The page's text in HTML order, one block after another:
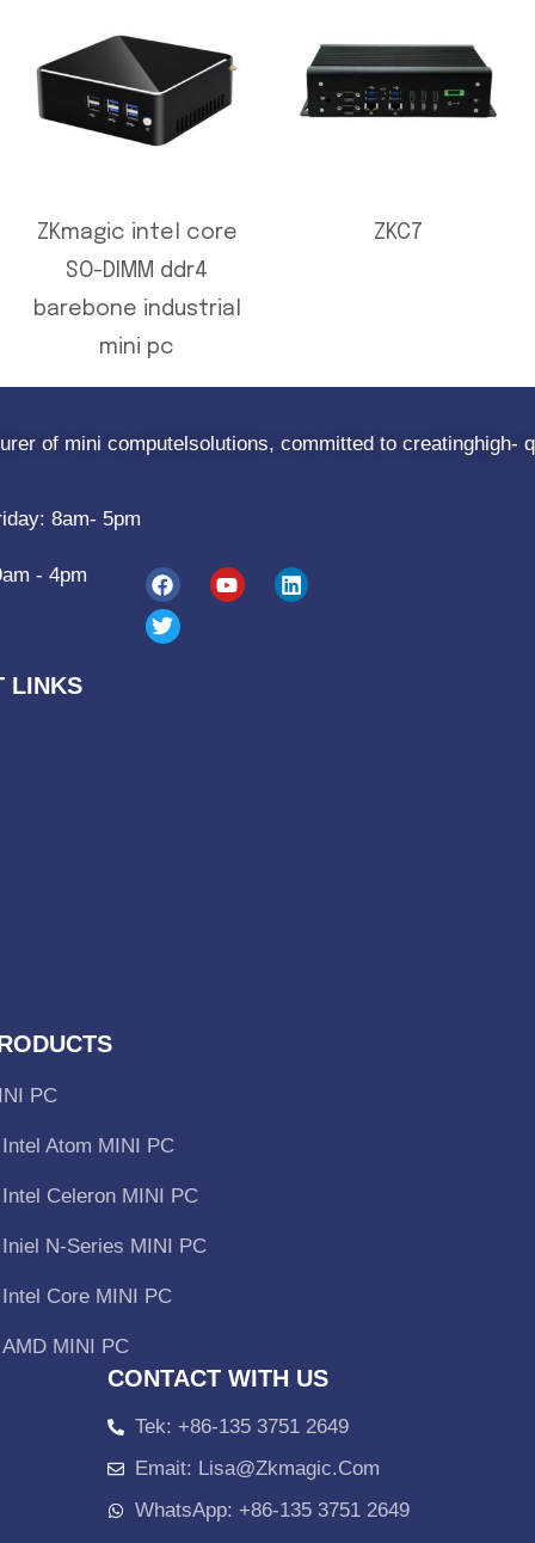
ZKmagic intel core
SO-DIMM ddr4
barebone industrial
mini pc
ZKC7
of mini computelsolutions, committed to creatinghigh-
8am- 5pm
- 4pm
LINKS
PC
Intel Atom MINI PC
Intel Celeron MINI PC
Iniel N-Series MINI PC
Intel Core MINI PC
AMD MINI PC
CONTACT WITH US
Tek: +86-135 3751 2649
Emait: Lisa@zkmagic.com
WhatsApp: +86-135 3751 2649